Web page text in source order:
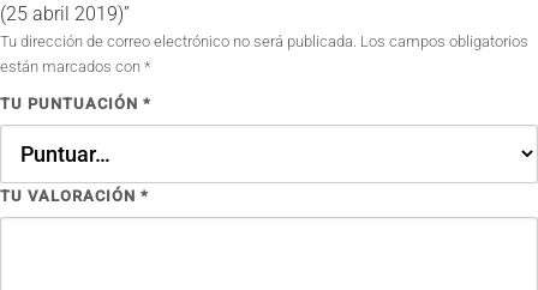
(25 abril 2019)”
Tu dirección de correo electrónico no será publicada. Los campos obligatorios
están marcados con *
TU PUNTUACIÓN *
TU VALORACIÓN *